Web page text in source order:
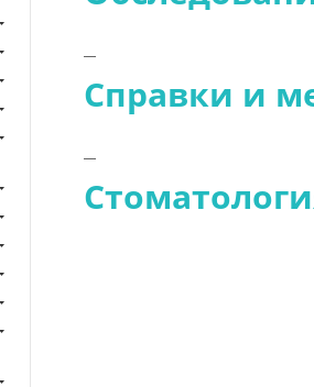
Справки и